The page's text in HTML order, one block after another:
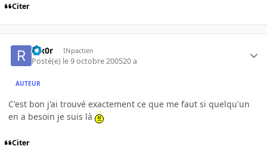
Citer
r0x0r INpactien
Posté(e) le 9 octobre 200520 a
AUTEUR
C'est bon j'ai trouvé exactement ce que me faut si quelqu'un
en a besoin je suis là
Citer